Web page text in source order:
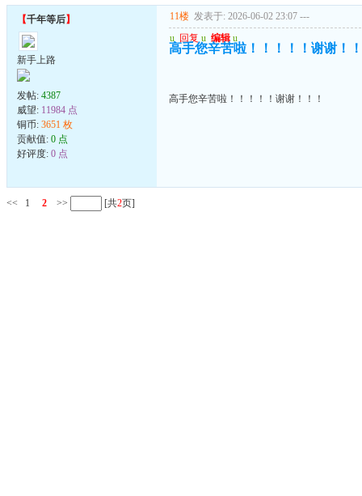
【千年等后】
新手上路
发帖: 4387
威望: 11984 点
铜币: 3651 枚
贡献值: 0 点
好评度: 0 点
11楼 发表于: 2026-06-02 23:07 ---
u 回复 u 编辑 u
高手您辛苦啦！！！！！谢谢！
高手您辛苦啦！！！！！谢谢！！！
<< 1 2 >> [共2页]